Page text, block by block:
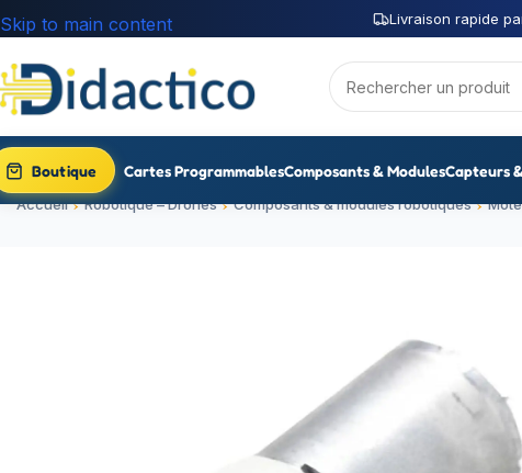
Livraison rapide
Skip to main content
Boutique Cartes ProgrammablesComposants & ModulesCapteurs
Accueil Robotique – Drones Composants & modules robotiques